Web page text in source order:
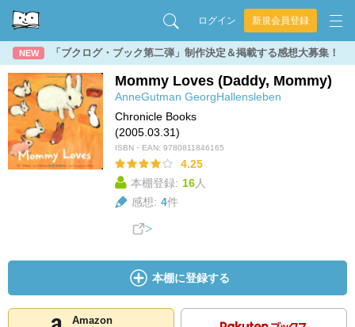
ログイン 新規会員登録
NEW 「ブクログ・ブック第二弾」制作決定＆掲載する感想大募集！
Mommy Loves (Daddy, Mommy)
AnneGutman GeorgHallensleben
Chronicle Books
(2005.03.31)
ISBN・EAN: 9780811846165
4.25
本棚登録: 16人
感想: 4件
本棚に登録する
Amazon